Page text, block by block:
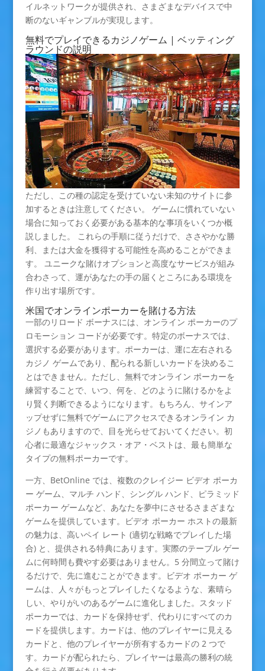
イルネットワークが提供され、さまざまなデバイスで中
断のないギャンブルが実現します。
無料でプレイできるカジノゲーム | ベッティング
ラウンドの説明
ただし、この種の認定を受けていない未知のサイトに参
加するときは注意してください。 ゲームに慣れていない
場合に知っておく必要がある基本的な事項をいくつか概
説しました。 これらの手順に従うだけで、ささやかな勝
利、または大金を獲得する可能性を高めることができま
す。 ユニークな賭けオプションと高度なサービスが組み
合わさって、運があなたの手の届くところにある環境を
作り出す場所です。
米国でオンラインポーカーを賭ける方法
一部のリロード ボーナスには、オンライン ポーカーのプ
ロモーション コードが必要です。特定のボーナスでは、
選択する必要があります。ポーカーは、運に左右される
カジノ ゲームであり、配られる新しいカードを決めるこ
とはできません。ただし、無料でオンライン ポーカーを
練習することで、いつ、何を、どのように賭けるかをよ
り賢く判断できるようになります。もちろん、サインア
ップせずに無料でゲームにアクセスできるオンライン カ
ジノもありますので、目を光らせておいてください。初
心者に最適なジャックス・オア・ベストは、最も簡単な
タイプの無料ポーカーです。
一方、BetOnline では、複数のクレイジー ビデオ ポーカ
ー ゲーム、マルチ ハンド、シングル ハンド、ピラミッド
ポーカー ゲームなど、あなたを夢中にさせるさまざまな
ゲームを提供しています。ビデオ ポーカー ホストの最新
の魅力は、高いペイ レート (適切な戦略でプレイした場
合) と、提供される特典にあります。実際のテーブル ゲー
ムに何時間も費やす必要はありません。5 分間立って賭け
るだけで、先に進むことができます。ビデオ ポーカー ゲ
ームは、人々がもっとプレイしたくなるような、素晴ら
しい、やりがいのあるゲームに進化しました。スタッド
ポーカーでは、カードを保持せず、代わりにすべてのカ
ードを提供します。カードは、他のプレイヤーに見える
カードと、他のプレイヤーが所有するカードの 2 つで
す。カードが配られたら、プレイヤーは最高の勝利の統